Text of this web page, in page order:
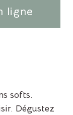
ligne
softs.
Dégustez